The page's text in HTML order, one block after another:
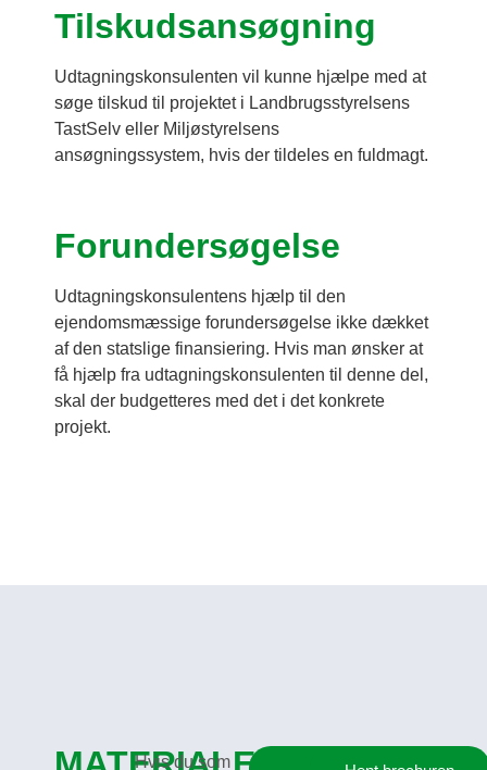
Tilskudsansøgning
Udtagningskonsulenten vil kunne hjælpe med at
søge tilskud til projektet i Landbrugsstyrelsens
TastSelv eller Miljøstyrelsens
ansøgningssystem, hvis der tildeles en fuldmagt.
Forundersøgelse
Udtagningskonsulentens hjælp til den
ejendomsmæssige forundersøgelse ikke dækket
af den statslige finansiering. Hvis man ønsker at
få hjælp fra udtagningskonsulenten til denne del,
skal der budgetteres med det i det konkrete
projekt.
Hvis du som